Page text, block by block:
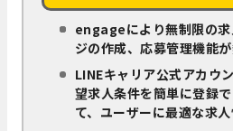
engageにより無制限の
ジの作成、応募管理機能
LINEキャリア公式アカウ
望求人条件を簡単に登録
て、ユーザーに最適な求